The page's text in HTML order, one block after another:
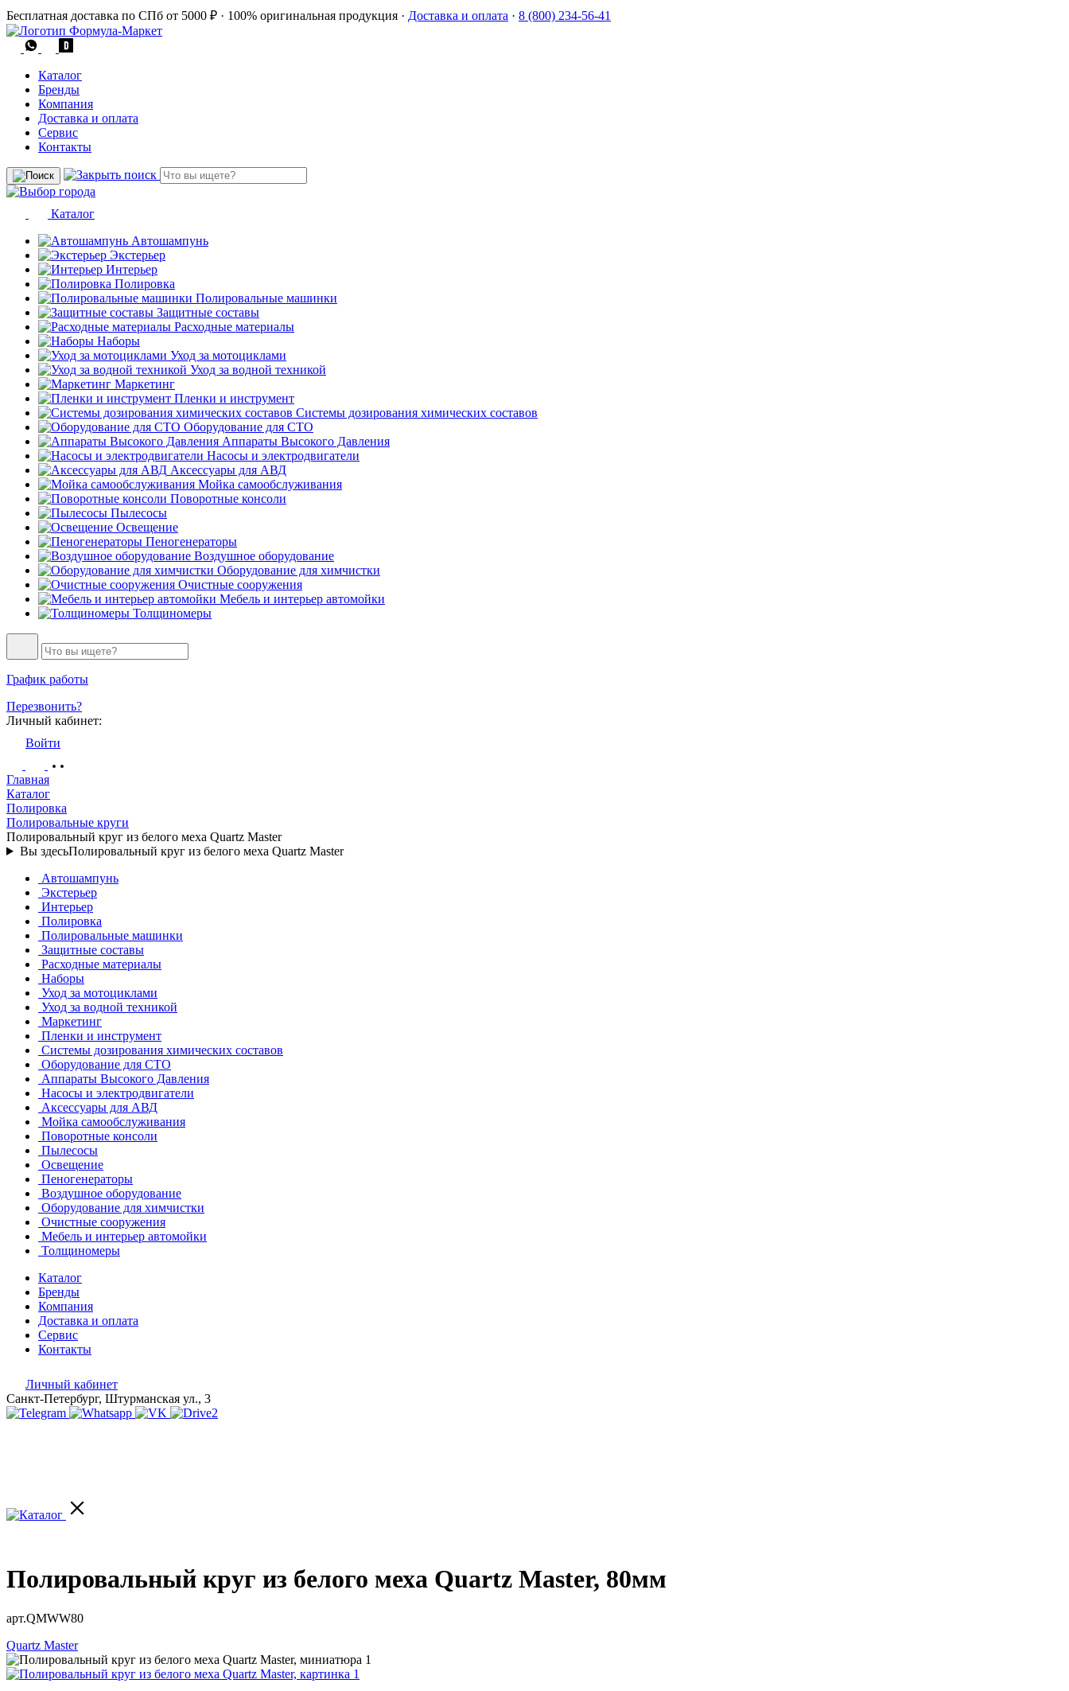
Бесплатная доставка по СПб от 5000 ₽ · 100% оригинальная продукция · Доставка и оплата · 8 (800) 234-56-41
Каталог
Бренды
Компания
Доставка и оплата
Сервис
Контакты
Каталог
Автошампунь
Экстерьер
Интерьер
Полировка
Полировальные машинки
Защитные составы
Расходные материалы
Наборы
Уход за мотоциклами
Уход за водной техникой
Маркетинг
Пленки и инструмент
Системы дозирования химических составов
Оборудование для СТО
Аппараты Высокого Давления
Насосы и электродвигатели
Аксессуары для АВД
Мойка самообслуживания
Поворотные консоли
Пылесосы
Освещение
Пеногенераторы
Воздушное оборудование
Оборудование для химчистки
Очистные сооружения
Мебель и интерьер автомойки
Толщиномеры
График работы
Перезвонить?
Личный кабинет:
Войти
Главная
Каталог
Полировка
Полировальные круги
Полировальный круг из белого меха Quartz Master
Вы здесьПолировальный круг из белого меха Quartz Master
Автошампунь
Экстерьер
Интерьер
Полировка
Полировальные машинки
Защитные составы
Расходные материалы
Наборы
Уход за мотоциклами
Уход за водной техникой
Маркетинг
Пленки и инструмент
Системы дозирования химических составов
Оборудование для СТО
Аппараты Высокого Давления
Насосы и электродвигатели
Аксессуары для АВД
Мойка самообслуживания
Поворотные консоли
Пылесосы
Освещение
Пеногенераторы
Воздушное оборудование
Оборудование для химчистки
Очистные сооружения
Мебель и интерьер автомойки
Толщиномеры
Каталог
Бренды
Компания
Доставка и оплата
Сервис
Контакты
Личный кабинет
Санкт-Петербург, Штурманская ул., 3
Полировальный круг из белого меха Quartz Master, 80мм
арт.QMWW80
Quartz Master